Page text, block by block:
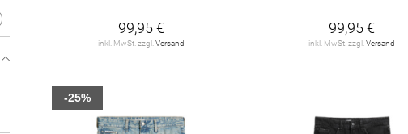
99,95 €
inkl. MwSt. zzgl. Versand
99,95 €
inkl. MwSt. zzgl.Versand
-25%